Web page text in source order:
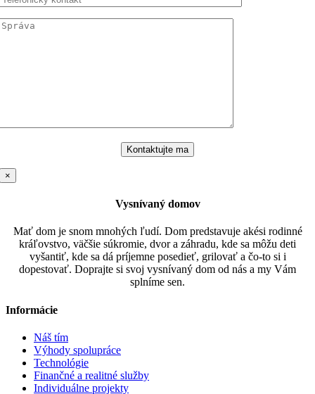
×
Vysnívaný domov
Mať dom je snom mnohých ľudí. Dom predstavuje akési rodinné
kráľovstvo, väčšie súkromie, dvor a záhradu, kde sa môžu deti
vyšantiť, kde sa dá príjemne posedieť, grilovať a čo-to si i
dopestovať. Doprajte si svoj vysnívaný dom od nás a my Vám
splníme sen.
Informácie
Náš tím
Výhody spolupráce
Technológie
Finančné a realitné služby
Individuálne projekty